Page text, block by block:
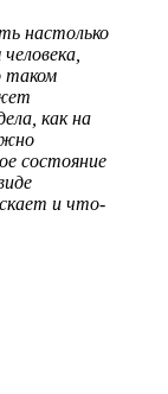
настолько
таком
как на
состояние
и что-